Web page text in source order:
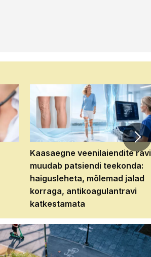
Kaasaegne veenilaiendite ravi
muudab patsiendi teekonda:
haigusleheta, mõlemad jalad
korraga, antikoagulantravi
katkestamata